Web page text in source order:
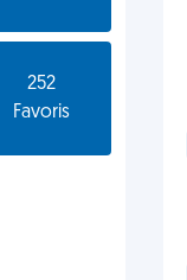
252
Favoris